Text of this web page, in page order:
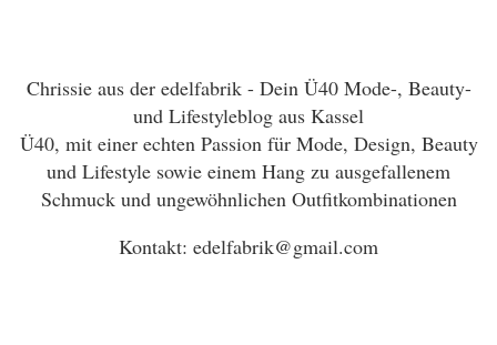
Chrissie aus der edelfabrik - Dein Ü40 Mode-, Beauty-
und Lifestyleblog aus Kassel
Ü40, mit einer echten Passion für Mode, Design, Beauty
und Lifestyle sowie einem Hang zu ausgefallenem
Schmuck und ungewöhnlichen Outfitkombinationen
Kontakt: edelfabrik@gmail.com